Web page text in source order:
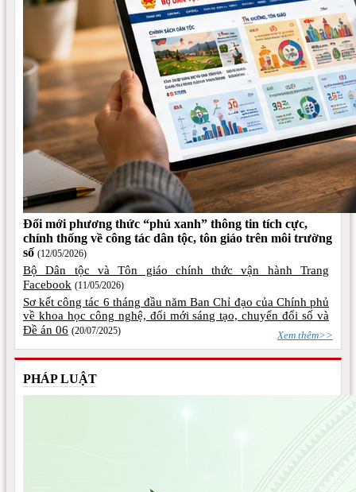
Đổi mới phương thức “phủ xanh” thông tin tích cực,
chính thống về công tác dân tộc, tôn giáo trên môi trường
số (12/05/2026)
Bộ Dân tộc và Tôn giáo chính thức vận hành Trang
Facebook (11/05/2026)
Sơ kết công tác 6 tháng đầu năm Ban Chỉ đạo của Chính phủ
về khoa học công nghệ, đổi mới sáng tạo, chuyển đổi số và
Đề án 06 (20/07/2025) Xem thêm>>
PHÁP LUẬT